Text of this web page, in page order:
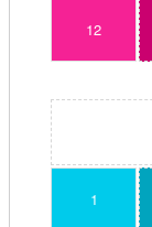
12
1